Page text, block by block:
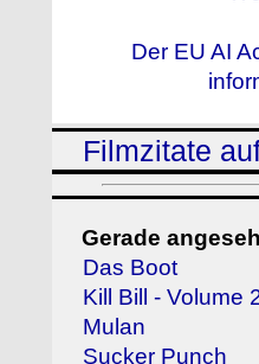
Der EU AI
Filmzitate
Gerade
Das Boot
Kill Bill - Volume
Mulan
Sucker Punch